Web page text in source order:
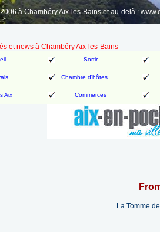
à Chambéry Aix-les-Bains et au-delà :
et news à Chambéry Aix-les-Bains
Sortir
Chambre d'hôtes
Aix Commerces
La Tomme